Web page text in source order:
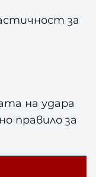
за
на удара
правило за